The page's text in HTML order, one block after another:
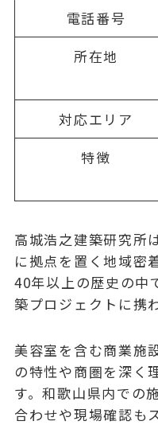
電話番号
所在地
対応エリア
特徴
高城浩之建築研究所
に拠点を置く地域密
40年以上の歴史の中
築プロジェクトに携
美容室を含む商業施
の特性や商圏を深く
す。和歌山県内での
合わせや現場確認も